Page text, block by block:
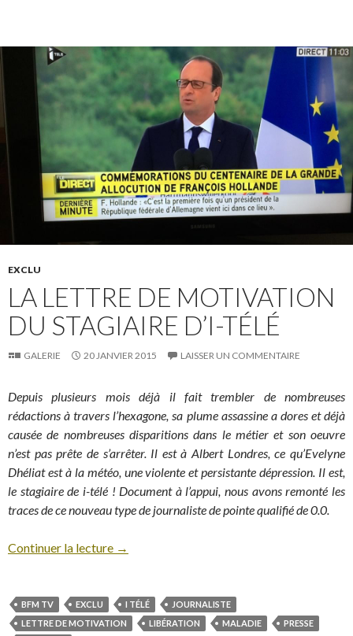
EXCLU
LA LETTRE DE MOTIVATION
DU STAGIAIRE D’I-TÉLÉ
GALERIE 20 JANVIER 2015 LAISSER UN COMMENTAIRE
Depuis plusieurs mois déjà il fait trembler de nombreuses
rédactions à travers l’hexagone, sa plume assassine a dores et déjà
causée de nombreuses disparitions dans le métier et son oeuvre
n’est pas prête de s’arrêter. Il est à Albert Londres, ce qu’Evelyne
Dhéliat est à la météo, une violente et persistante dépression. Il est,
le stagiaire de i-télé ! Document à l’appui, nous avons remonté les
traces de ce nouveau type de journaliste de pointe qualifié de 0.0.
Continuer la lecture →
BFM TV EXCLU I TÉLÉ
JOURNALISTE
LETTRE DE MOTIVATION
LIBÉRATION MALADIE
PRESSE